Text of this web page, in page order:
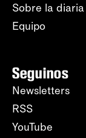
Sobre la diaria
Equipo
Seguinos
Newsletters
RSS
YouTube